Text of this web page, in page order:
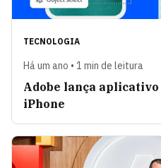
TECNOLOGIA
Há um ano • 1 min de leitura
Adobe lança
iPhone